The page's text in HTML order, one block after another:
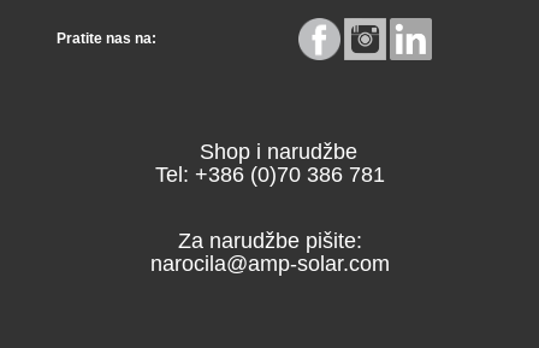
Pratite nas na:
Shop i narudžbe
Tel: +386 (0)70 386 781
Za narudžbe pišite:
narocila@amp-solar.com